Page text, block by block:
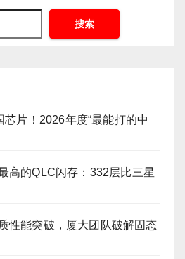
搜索
芯片！2026年度“最能打的中
高的QLC闪存：332层比三星
性能突破，厦大团队破解固态